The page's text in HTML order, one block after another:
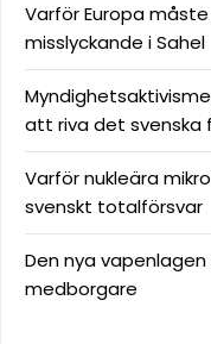
Varför Europa
misslyckande i Sahel
att riva det svenska
Varför nukleära
svenskt totalförsvar
Den nya
medborgare